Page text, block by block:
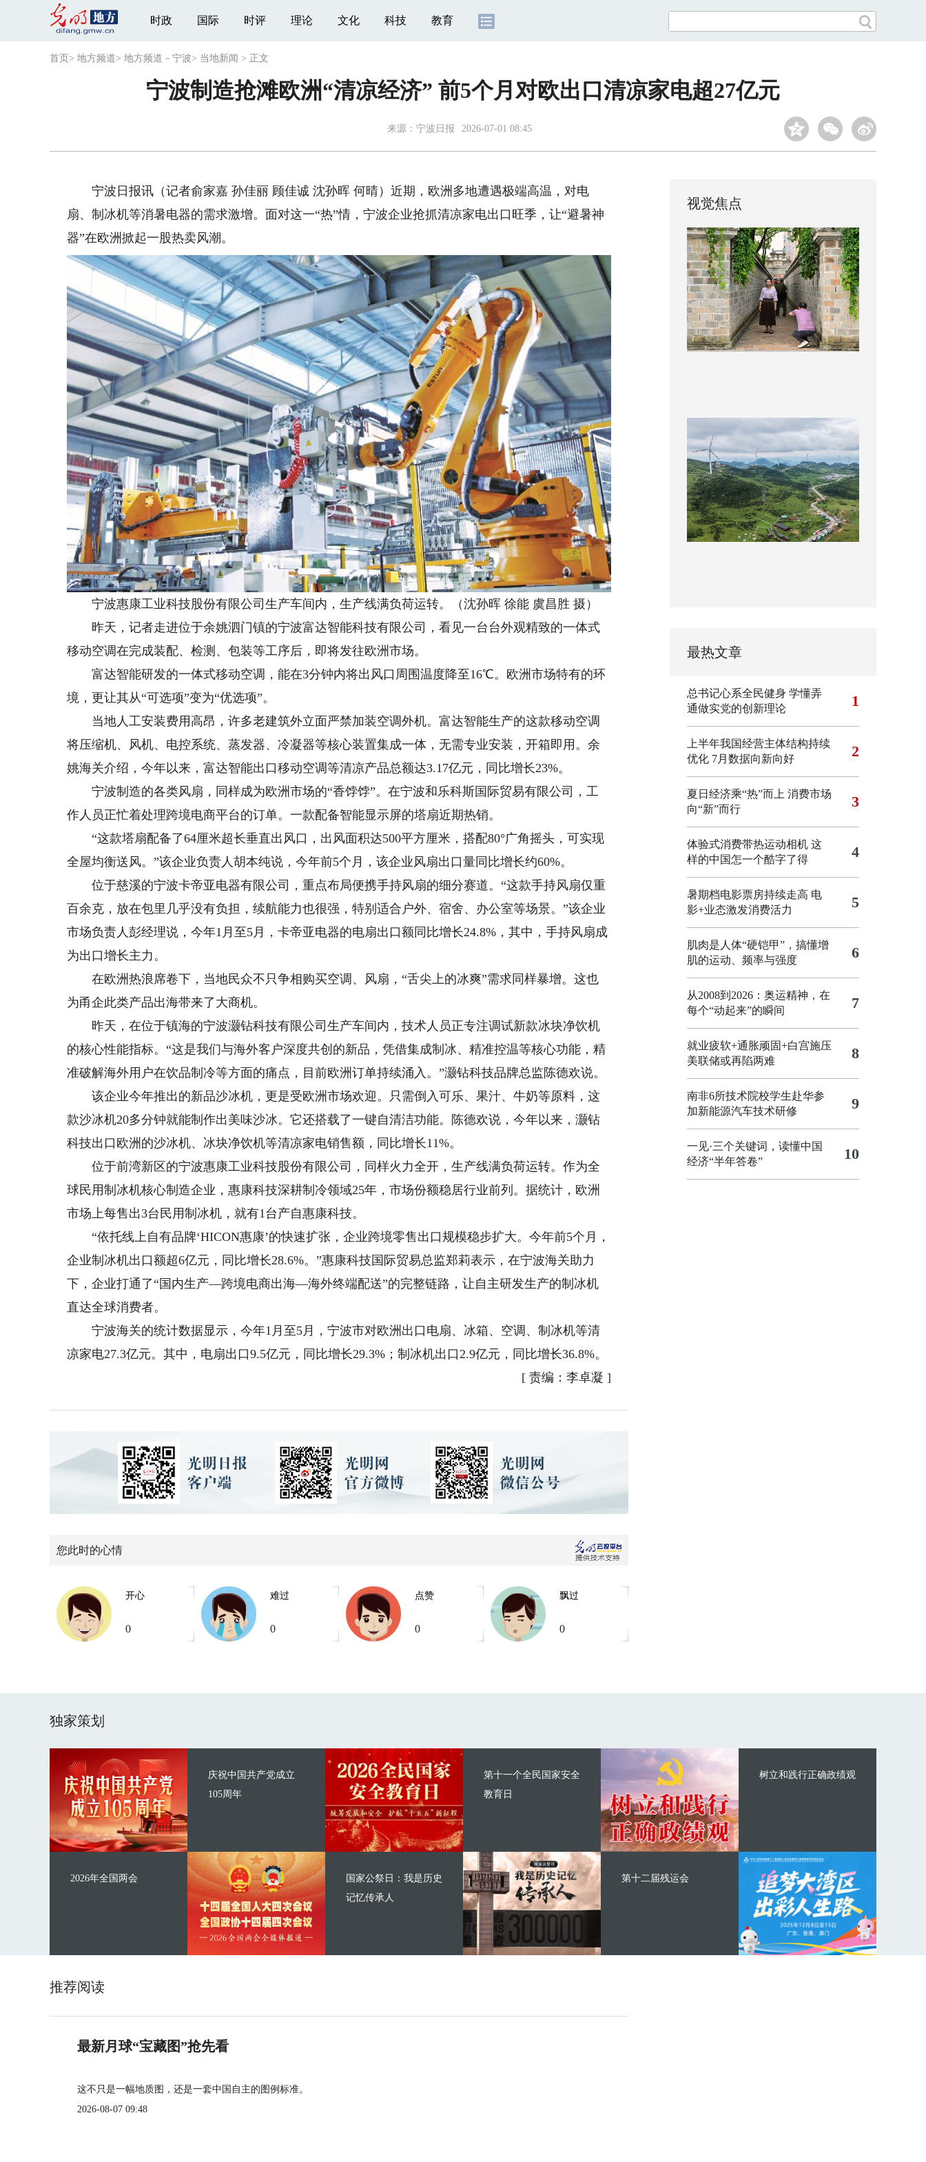
时政 国际 时评 理论 文化 科技 教育
首页 > 地方频道> 地方频道－宁波> 当地新闻 > 正文
宁波制造抢滩欧洲“清凉经济” 前5个月对欧出口清凉家电超27亿元
来源： 宁波日报 2026-07-01 08:45
宁波日报讯（记者俞家嘉 孙佳丽 顾佳诚 沈孙晖 何晴）近期，欧洲多地遭遇极端高温，对电
扇、制冰机等消暑电器的需求激增。面对这一“热”情，宁波企业抢抓清凉家电出口旺季，让“避暑神
器”在欧洲掀起一股热卖风潮。
宁波惠康工业科技股份有限公司生产车间内，生产线满负荷运转。（沈孙晖 徐能 虞昌胜 摄）
昨天，记者走进位于余姚泗门镇的宁波富达智能科技有限公司，看见一台台外观精致的一体式
移动空调在完成装配、检测、包装等工序后，即将发往欧洲市场。
富达智能研发的一体式移动空调，能在3分钟内将出风口周围温度降至16℃。欧洲市场特有的环
境，更让其从“可选项”变为“优选项”。
当地人工安装费用高昂，许多老建筑外立面严禁加装空调外机。富达智能生产的这款移动空调
将压缩机、风机、电控系统、蒸发器、冷凝器等核心装置集成一体，无需专业安装，开箱即用。余
姚海关介绍，今年以来，富达智能出口移动空调等清凉产品总额达3.17亿元，同比增长23%。
宁波制造的各类风扇，同样成为欧洲市场的“香饽饽”。在宁波和乐科斯国际贸易有限公司，工
作人员正忙着处理跨境电商平台的订单。一款配备智能显示屏的塔扇近期热销。
“这款塔扇配备了64厘米超长垂直出风口，出风面积达500平方厘米，搭配80°广角摇头，可实现
全屋均衡送风。”该企业负责人胡本纯说，今年前5个月，该企业风扇出口量同比增长约60%。
位于慈溪的宁波卡帝亚电器有限公司，重点布局便携手持风扇的细分赛道。“这款手持风扇仅重
百余克，放在包里几乎没有负担，续航能力也很强，特别适合户外、宿舍、办公室等场景。”该企业
市场负责人彭经理说，今年1月至5月，卡帝亚电器的电扇出口额同比增长24.8%，其中，手持风扇成
为出口增长主力。
在欧洲热浪席卷下，当地民众不只争相购买空调、风扇，“舌尖上的冰爽”需求同样暴增。这也
为甬企此类产品出海带来了大商机。
昨天，在位于镇海的宁波灏钻科技有限公司生产车间内，技术人员正专注调试新款冰块净饮机
的核心性能指标。“这是我们与海外客户深度共创的新品，凭借集成制冰、精准控温等核心功能，精
准破解海外用户在饮品制冷等方面的痛点，目前欧洲订单持续涌入。”灏钻科技品牌总监陈德欢说。
该企业今年推出的新品沙冰机，更是受欧洲市场欢迎。只需倒入可乐、果汁、牛奶等原料，这
款沙冰机20多分钟就能制作出美味沙冰。它还搭载了一键自清洁功能。陈德欢说，今年以来，灏钻
科技出口欧洲的沙冰机、冰块净饮机等清凉家电销售额，同比增长11%。
位于前湾新区的宁波惠康工业科技股份有限公司，同样火力全开，生产线满负荷运转。作为全
球民用制冰机核心制造企业，惠康科技深耕制冷领域25年，市场份额稳居行业前列。据统计，欧洲
市场上每售出3台民用制冰机，就有1台产自惠康科技。
“依托线上自有品牌‘HICON惠康’的快速扩张，企业跨境零售出口规模稳步扩大。今年前5个月，
企业制冰机出口额超6亿元，同比增长28.6%。”惠康科技国际贸易总监郑莉表示，在宁波海关助力
下，企业打通了“国内生产—跨境电商出海—海外终端配送”的完整链路，让自主研发生产的制冰机
直达全球消费者。
宁波海关的统计数据显示，今年1月至5月，宁波市对欧洲出口电扇、冰箱、空调、制冰机等清
凉家电27.3亿元。其中，电扇出口9.5亿元，同比增长29.3%；制冰机出口2.9亿元，同比增长36.8%。
[ 责编：李卓凝 ]
您此时的心情
开心
0
难过
0
点赞
0
飘过
0
视觉焦点
最热文章
总书记心系全民健身 学懂弄
通做实党的创新理论
1
上半年我国经营主体结构持续
优化 7月数据向新向好 2
夏日经济乘“热”而上 消费市场
向“新”而行
3
体验式消费带热运动相机 这
样的中国怎一个酷字了得
4
暑期档电影票房持续走高 电
影+业态激发消费活力
5
肌肉是人体“硬铠甲”，搞懂增
肌的运动、频率与强度
6
从2008到2026：奥运精神，在
每个“动起来”的瞬间
7
就业疲软+通胀顽固+白宫施压
美联储或再陷两难
8
南非6所技术院校学生赴华参
加新能源汽车技术研修
9
一见·三个关键词，读懂中国
经济“半年答卷”
10
独家策划
庆祝中国共产党成立
105周年
2026年全国两会
第十一个全民国家安全
教育日
国家公祭日：我是历史
记忆传承人
树立和践行正确政绩观
第十二届残运会
推荐阅读
最新月球“宝藏图”抢先看
这不只是一幅地质图，还是一套中国自主的图例标准。
2026-08-07 09:48